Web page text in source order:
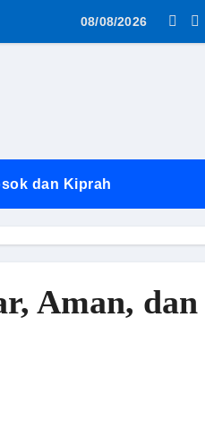
Laporan Pungli
08/08/2026
dan Kiprah
Aman, dan